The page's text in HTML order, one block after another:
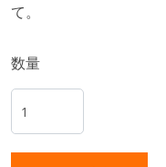
て。
数量